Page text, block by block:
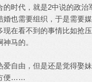
的时代，就是2中说的政治
婚也需要组织，于是需要
现在看不到的事情比如抢
神马的。
爱自由，但是还是觉得娶
便……